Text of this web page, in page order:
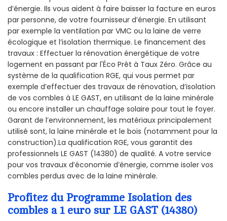
d’énergie. Ils vous aident à faire baisser la facture en euros
par personne, de votre fournisseur d’énergie. En utilisant
par exemple la ventilation par VMC ou la laine de verre
écologique et l’isolation thermique. Le financement des
travaux : Effectuer la rénovation énergétique de votre
logement en passant par l'Éco Prêt à Taux Zéro. Grâce au
système de la qualification RGE, qui vous permet par
exemple d’effectuer des travaux de rénovation, d’isolation
de vos combles à LE GAST, en utilisant de la laine minérale
ou encore installer un chauffage solaire pour tout le foyer.
Garant de l’environnement, les matériaux principalement
utilisé sont, la laine minérale et le bois (notamment pour la
construction).La qualification RGE, vous garantit des
professionnels LE GAST (14380) de qualité. A votre service
pour vos travaux d’économie d’énergie, comme isoler vos
combles perdus avec de la laine minérale.
Profitez du Programme Isolation des
combles a 1 euro sur LE GAST (14380)